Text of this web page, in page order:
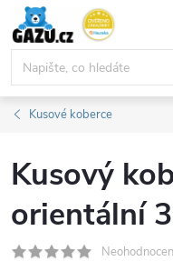
Přejít
obsah
Kusové koberce
Kusový
orientální